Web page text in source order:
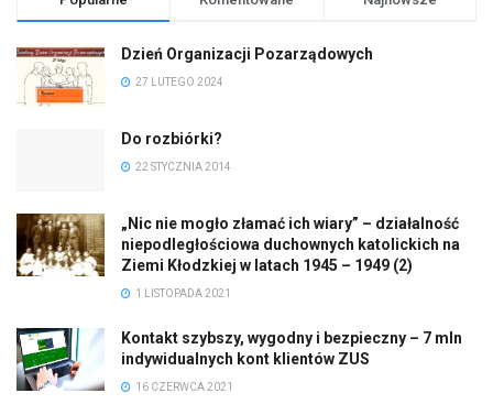
Dzień Organizacji Pozarządowych
27 LUTEGO 2024
Do rozbiórki?
22 STYCZNIA 2014
„Nic nie mogło złamać ich wiary” – działalność
niepodległościowa duchownych katolickich na
Ziemi Kłodzkiej w latach 1945 – 1949 (2)
1 LISTOPADA 2021
Kontakt szybszy, wygodny i bezpieczny – 7 mln
indywidualnych kont klientów ZUS
16 CZERWCA 2021